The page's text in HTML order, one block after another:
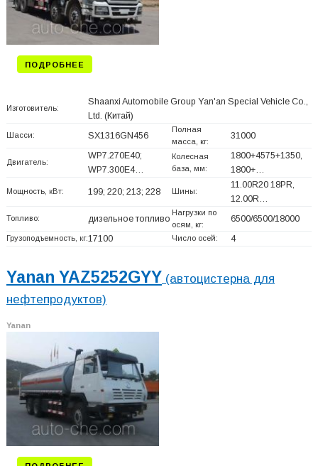
ПОДРОБНЕЕ
Изготовитель:
Shaanxi Automobile Group Yan'an Special Vehicle Co.,
Ltd. (Китай)
Шасси: SX1316GN456
Полная
масса, кг:
31000
Двигатель:
WP7.270E40;
WP7.300E4…
Колесная
база, мм:
1800+4575+1350,
1800+…
Мощность, кВт: 199; 220; 213; 228 Шины:
11.00R20 18PR,
12.00R…
Топливо: дизельное топливо
Нагрузки по
осям, кг:
6500/6500/18000
Грузоподъемность, кг:17100 Число осей: 4
Yanan YAZ5252GYY (автоцистерна для
нефтепродуктов)
Yanan